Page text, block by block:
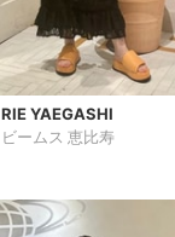
RIE YAEGASHI
ビームス 恵比寿